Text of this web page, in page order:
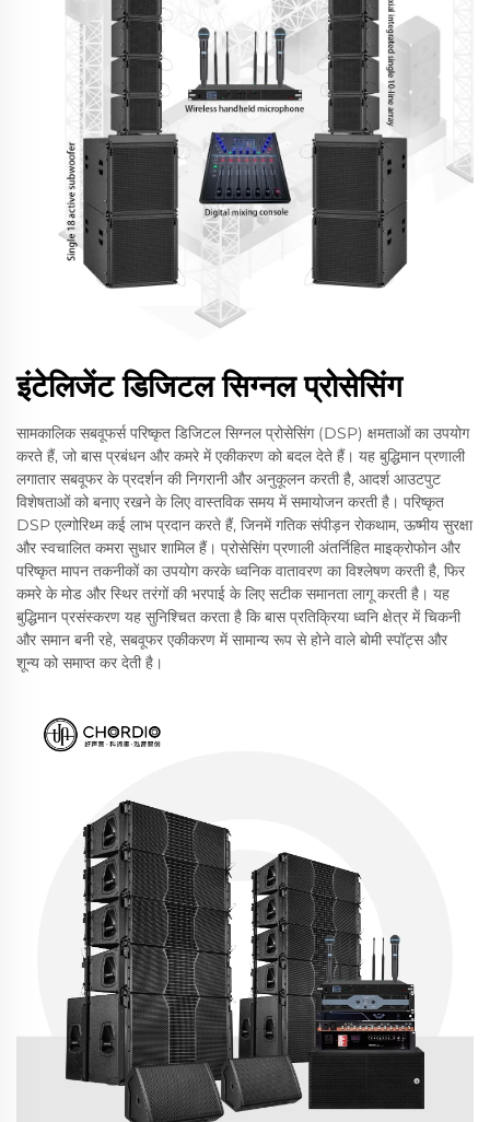
इंटेलिजेंट डिजिटल सिग्नल प्रोसेसिंग
सामकालिक सबवूफर्स परिष्कृत डिजिटल सिग्नल प्रोसेसिंग (DSP) क्षमताओं का उपयोग
करते हैं, जो बास प्रबंधन और कमरे में एकीकरण को बदल देते हैं। यह बुद्धिमान प्रणाली
लगातार सबवूफर के प्रदर्शन की निगरानी और अनुकूलन करती है, आदर्श आउटपुट
विशेषताओं को बनाए रखने के लिए वास्तविक समय में समायोजन करती है। परिष्कृत
DSP एल्गोरिथ्म कई लाभ प्रदान करते हैं, जिनमें गतिक संपीड़न रोकथाम, ऊष्मीय सुरक्षा
और स्वचालित कमरा सुधार शामिल हैं। प्रोसेसिंग प्रणाली अंतर्निहित माइक्रोफोन और
परिष्कृत मापन तकनीकों का उपयोग करके ध्वनिक वातावरण का विश्लेषण करती है, फिर
कमरे के मोड और स्थिर तरंगों की भरपाई के लिए सटीक समानता लागू करती है। यह
बुद्धिमान प्रसंस्करण यह सुनिश्चित करता है कि बास प्रतिक्रिया ध्वनि क्षेत्र में चिकनी
और समान बनी रहे, सबवूफर एकीकरण में सामान्य रूप से होने वाले बोमी स्पॉट्स और
शून्य को समाप्त कर देती है।